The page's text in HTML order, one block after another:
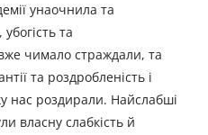
унаочнила та
та
чимало страждали, та
та роздробленість і
нас роздирали. Найслабші
власну слабкість й